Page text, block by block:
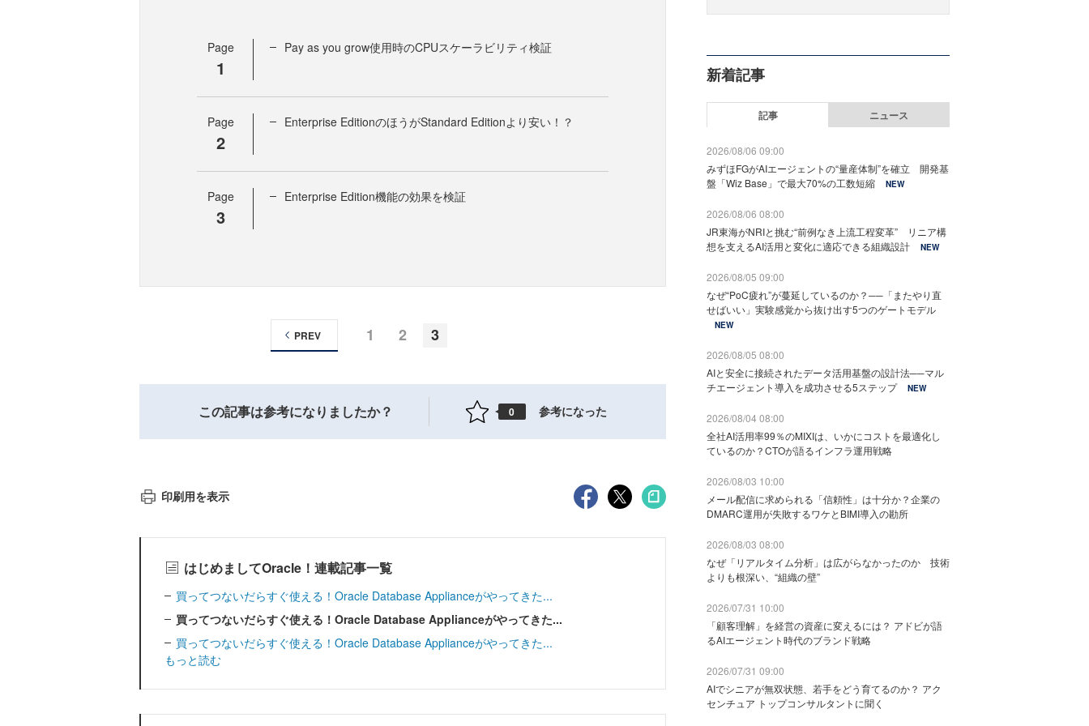
Page
1
Pay as you grow使用時のCPUスケーラビリティ検証
Page
2
Enterprise EditionのほうがStandard Editionより安い！？
Page
3
Enterprise Edition機能の効果を検証
1 2 3
PREV
この記事は参考になりましたか？ 0 参考になった
印刷用を表示
はじめましてOracle！連載記事一覧
買ってつないだらすぐ使える！Oracle Database Applianceがやってきた...
買ってつないだらすぐ使える！Oracle Database Applianceがやってきた...
買ってつないだらすぐ使える！Oracle Database Applianceがやってきた...
もっと読む
新着記事
記事 ニュース
2026/08/06 09:00
みずほFGがAIエージェントの“量産体制”を確立 開発基
盤「Wiz Base」で最大70%の工数短縮
NEW
2026/08/06 08:00
JR東海がNRIと挑む“前例なき上流工程変革” リニア構
想を支えるAI活用と変化に適応できる組織設計
NEW
2026/08/05 09:00
なぜ“PoC疲れ”が蔓延しているのか？──「またやり直
せばいい」実験感覚から抜け出す5つのゲートモデル
NEW
2026/08/05 08:00
AIと安全に接続されたデータ活用基盤の設計法──マル
チエージェント導入を成功させる5ステップ
NEW
2026/08/04 08:00
全社AI活用率99％のMIXIは、いかにコストを最適化し
ているのか？CTOが語るインフラ運用戦略
2026/08/03 10:00
メール配信に求められる「信頼性」は十分か？企業の
DMARC運用が失敗するワケとBIMI導入の勘所
2026/08/03 08:00
なぜ「リアルタイム分析」は広がらなかったのか 技術
よりも根深い、“組織の壁”
2026/07/31 10:00
「顧客理解」を経営の資産に変えるには？ アドビが語
るAIエージェント時代のブランド戦略
2026/07/31 09:00
AIでシニアが無双状態、若手をどう育てるのか？ アク
センチュア トップコンサルタントに聞く